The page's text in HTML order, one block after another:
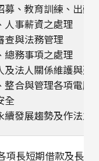
募、教育訓練、出勤
人事薪資之處理
查與法務管理
總務事項之處理
及法人關係維護與建
整合與管理各項電腦
全
續發展趨勢及作法並
項長短期借款及長短